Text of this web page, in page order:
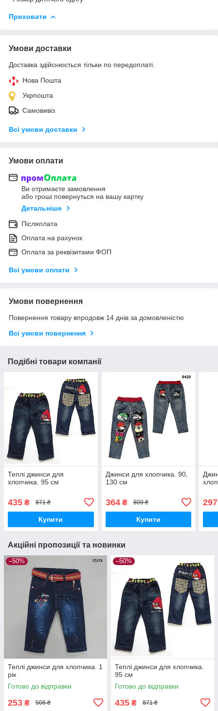
Приховати
Умови доставки
Доставка здійснюється тільки по передоплаті.
Нова Пошта
Укрпошта
Самовивіз
Всі умови доставки
Умови оплати
Ви отримаєте замовлення
або гроші повернуться на вашу картку
Детальніше
Післяплата
Оплата на рахунок
Оплата за реквізитами ФОП
Всі умови оплати
Умови повернення
Повернення товару впродовж 14 днів за домовленістю
Всі умови повернення
Подібні товари компанії
Теплі джинси для
хлопчика. 95 см
435 ₴ 871 ₴
Купити
Джинси для хлопчика. 90,
130 см
364₴ 809 ₴
Купити
297
Акційні пропозиції та новинки
–50%
Теплі джинси для хлопчика. 1
рік
Готово до відправки
253 ₴ 506 ₴
–50%
Теплі джинси для хлопчика.
95 см
Готово до відправки
435 ₴ 871 ₴